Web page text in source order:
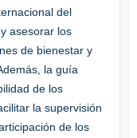
del
asesorar los
de bienestar y
la guía
de los
la supervisión
de los